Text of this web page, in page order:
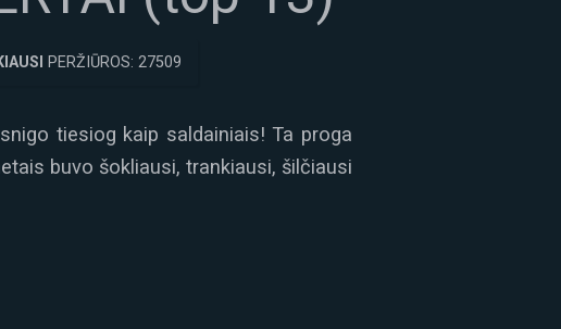
PERŽIŪROS: 27509
tiesiog kaip saldainiais! Ta proga
buvo šokliausi, trankiausi, šilčiausi